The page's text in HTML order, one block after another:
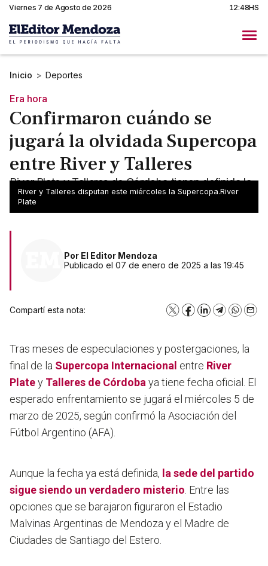
Viernes 7 de Agosto de 2026 12:48HS
Inicio > Deportes
Era hora
Confirmaron cuándo se
jugará la olvidada Supercopa
entre River y Talleres
River Plate y Talleres de Córdoba tienen definida la
fecha para disputar la Supercopa Internacional.
River y Talleres disputan este miércoles la Supercopa.River
Plate
Por El Editor Mendoza
Publicado el 07 de enero de 2025 a las 19:45
Compartí esta nota: X Facebook
LinkedInTelegram
Tras meses de especulaciones y postergaciones, la
final de la Supercopa Internacional entre River
Platey Talleres de Córdoba ya tiene fecha oficial. El
esperado enfrentamiento se jugará el miércoles 5 de
marzo de 2025, según confirmó la Asociación del
Fútbol Argentino (AFA).
Aunque la fecha ya está definida, la sede del partido
sigue siendo un verdadero misterio . Entre las
opciones que se barajaron figuraron el Estadio
Malvinas Argentinas de Mendoza y el Madre de
Ciudades de Santiago del Estero.